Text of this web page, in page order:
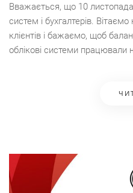
Вважається, що 10 листопада
систем і бухгалтерів.
клієнтів і бажаємо, щоб
облікові системи